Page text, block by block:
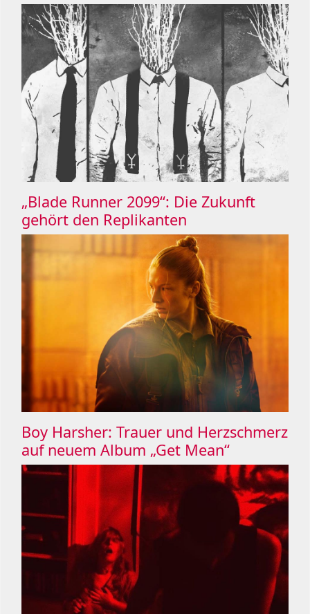
„Blade Runner 2099“: Die Zukunft
gehört den Replikanten
Boy Harsher: Trauer und Herzschmerz
auf neuem Album „Get Mean“